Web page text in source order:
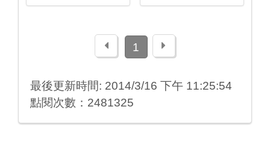
上一頁1 下一頁
最後更新時間: 2014/3/16 下午 11:25:54
點閱次數：2481325